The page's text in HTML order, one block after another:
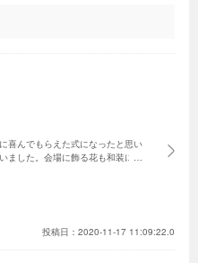
喜んでもらえた式になったと思い
ました。会場に飾る花も和装にあ
投稿日：2020-11-17 11:09:22.0